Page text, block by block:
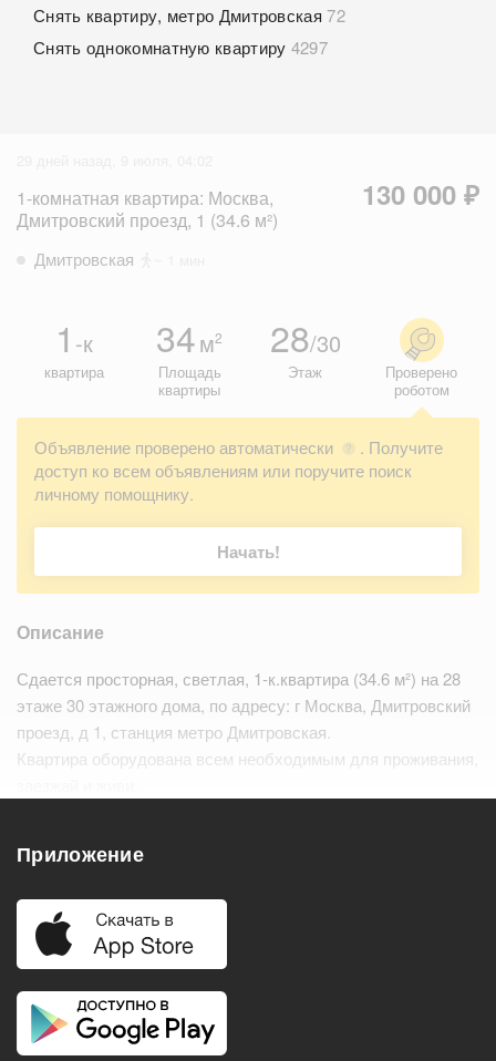
Снять квартиру, метро Дмитровская 72
Снять однокомнатную квартиру 4297
1-комнатная квартира: Москва,
Дмитровский проезд, 1 (34.6 м²)
130 000 ₽
Дмитровская
1 -к
квартира
34м2
Площадь
квартиры
28/30
Этаж
Проверено
роботом
Объявление проверено автоматически ?
. Получите
доступ ко всем объявлениям или поручите поиск
личному помощнику.
Начать!
Описание
Сдается просторная, светлая, 1-к.квартира (34.6 м²) на 28
этаже 30 этажного дома, по адресу: г Москва, Дмитровский
проезд, д 1, станция метро Дмитровская.
Квартира оборудована всем необходимым для проживания,
Удобства
Балкон
Телевизор
Приложение